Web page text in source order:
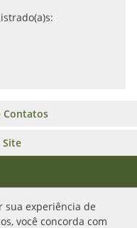
sua experiência de
você concorda com
Contatos
Site
Flickr
Acessar SoundCloud